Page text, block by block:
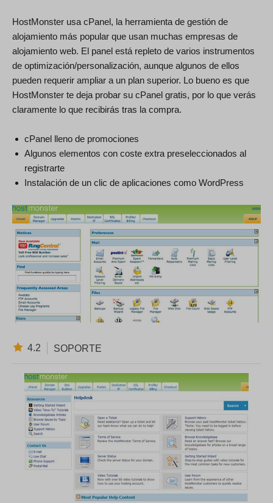
HostMonster usa cPanel, la herramienta de gestión de
alojamiento más popular que usan muchas empresas de
alojamiento web. El panel está repleto de varios instrumentos
de optimización/personalización, aunque algunos de ellos
pueden requerir ampliar a un plan superior. Lo bueno es que
HostMonster te deja probar su cPanel gratis, por lo que verás
claramente lo que recibirás tras la compra.
cPanel lleno de promociones
Algunos elementos con coste extra preseleccionados al
registrarte
Instalación de un clic de aplicaciones como WordPress
4.2 SOPORTE